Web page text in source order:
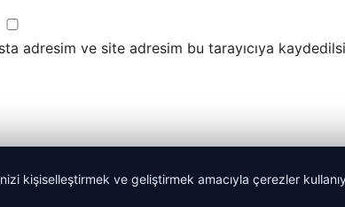
adresim ve site adresim bu tarayıcıya
kişiselleştirmek ve geliştirmek amacıyla çerezler